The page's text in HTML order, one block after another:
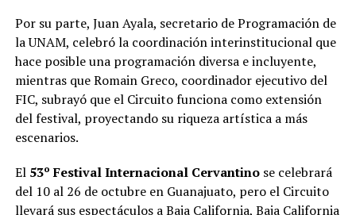
Por su parte, Juan Ayala, secretario de Programación de
la UNAM, celebró la coordinación interinstitucional que
hace posible una programación diversa e incluyente,
mientras que Romain Greco, coordinador ejecutivo del
FIC, subrayó que el Circuito funciona como extensión
del festival, proyectando su riqueza artística a más
escenarios.
El 53º Festival Internacional Cervantinose celebrará
del 10 al 26 de octubre en Guanajuato, pero el Circuito
llevará sus espectáculos a Baja California, Baja California